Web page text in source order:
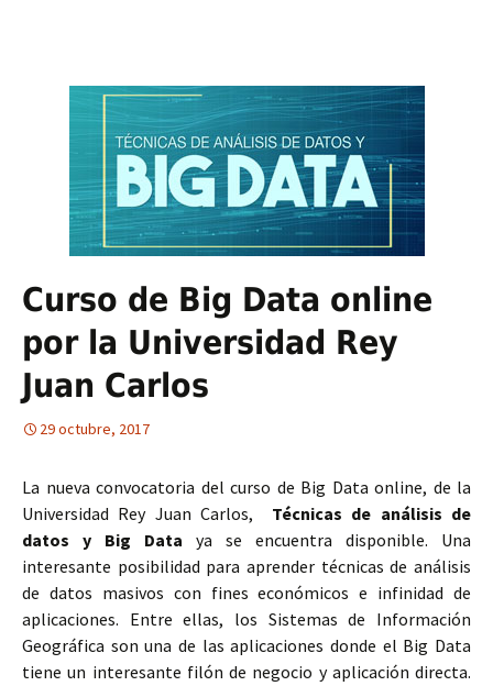
Curso de Big Data online
por la Universidad Rey
Juan Carlos
29 octubre, 2017
La nueva convocatoria del curso de Big Data online, de la
Universidad Rey Juan Carlos, Técnicas de análisis de
datos y Big Data ya se encuentra disponible. Una
interesante posibilidad para aprender técnicas de análisis
de datos masivos con fines económicos e infinidad de
aplicaciones. Entre ellas, los Sistemas de Información
Geográfica son una de las aplicaciones donde el Big Data
tiene un interesante filón de negocio y aplicación directa.